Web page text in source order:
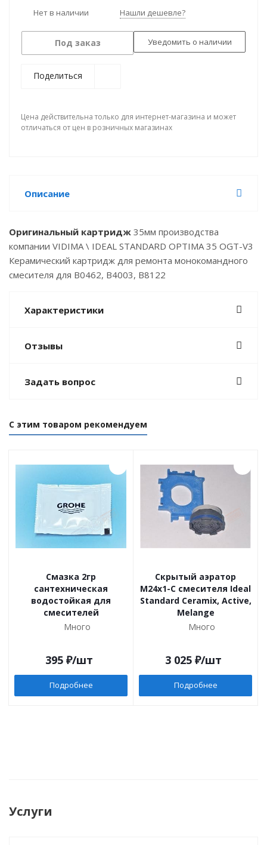
Нет в наличии Нашли дешевле?
Под заказ Уведомить о наличии
Поделиться
Цена действительна только для интернет-магазина и может
отличаться от цен в розничных магазинах
Описание
Оригинальный картридж 35мм производства
компании VIDIMA \ IDEAL STANDARD OPTIMA 35 OGT-V3
Керамический картридж для ремонта монокомандного
смесителя для B0462, B4003, B8122
Характеристики
Отзывы
Задать вопрос
С этим товаром рекомендуем
Смазка 2гр
сантехническая
водостойкая для
смесителей
Много
395₽/шт
Подробнее
Скрытый аэратор
M24x1-С смесителя Ideal
Standard Ceramix, Active,
Melange
Много
3 025 ₽/шт
Подробнее
Услуги